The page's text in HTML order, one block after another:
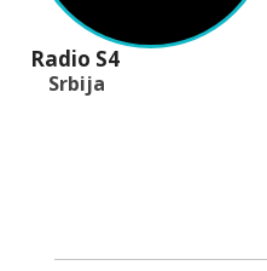
Radio S4
Srbija